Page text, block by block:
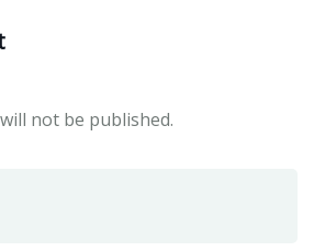
not be published.